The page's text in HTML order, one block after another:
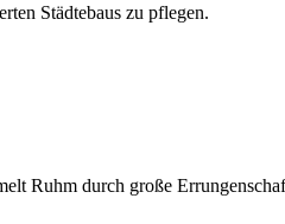
Städtebaus zu pflegen.
Ruhm durch große